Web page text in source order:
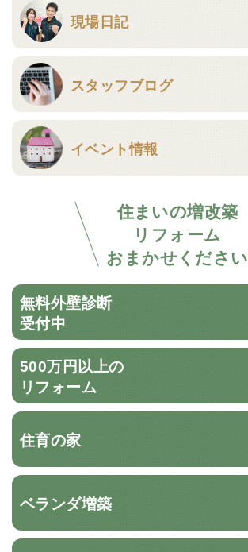
現場日記
スタッフブログ
イベント情報
住まいの増改築
リフォーム
おまかせください
無料外壁診断
受付中
500万円以上の
リフォーム
住育の家
ベランダ増築